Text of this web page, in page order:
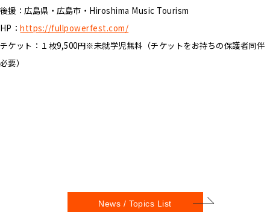
後援：広島県・広島市・Hiroshima Music Tourism
HP：https://fullpowerfest.com/
チケット：１枚9,500円※未就学児無料（チケットをお持ちの保護者同伴
必要）
News / Topics List